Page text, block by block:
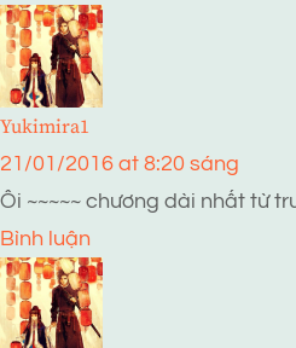
Yukimira1
21/01/2016 at 8:20 sáng
Ôi ~~~~~ chương dài nhất từ
Bình luận